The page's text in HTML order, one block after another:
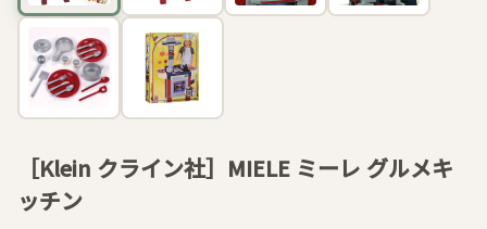
［Klein クライン社］MIELE ミーレ グルメキ
ッチン